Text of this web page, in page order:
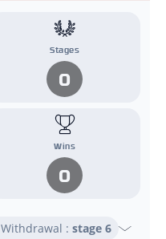
Stages
0
Wins
0
Withdrawal : stage 6